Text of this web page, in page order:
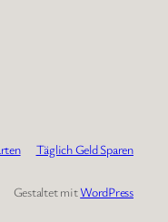
Täglich Geld Sparen
Gestaltet mitWordPress